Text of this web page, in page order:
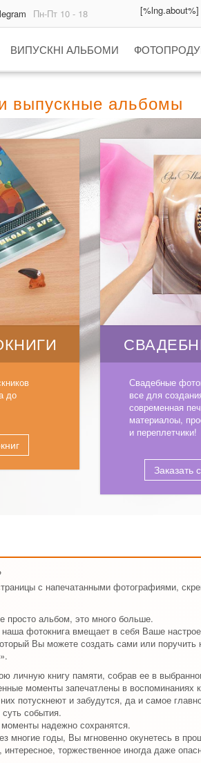
Пн-Пт 10 - 18 [%lng.about%]
ВИПУСКНІ АЛЬБОМИ
выпускные альбомы
до
Свадебные
все для
современная
материалоы,
и переплетчики!
Заказать
с напечатанными фотографиями,
просто альбом, это много больше.
фотокнига вмещает в себя Ваше
Вы можете создать сами или
личную книгу памяти, собрав ее в
моменты запечатлены в воспоминаниях
потускнеют и забудутся, да и самое
события.
надежно сохранятся.
многие годы, Вы мгновенно окунетесь в
интересное, торжественное иногда даже